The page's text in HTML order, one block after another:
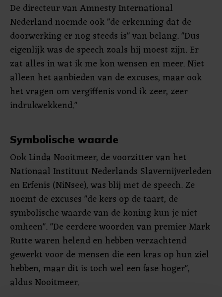
De directeur van Amnesty International
Nederland noemde ook "de erkenning dat de
doorwerking er nog steeds is" van belang. "Dus
eigenlijk was de speech zoals hij moest zijn. Er
zat alles in wat ik me kon wensen en meer. Niet
alleen het aanbieden van de excuses, maar ook
het vragen om vergiffenis vond ik zeer, zeer
indrukwekkend."
Symbolische waarde
Ook Linda Nooitmeer, de voorzitter van het
Nationaal Instituut Nederlands Slavernijverleden
en Erfenis (NiNsee), was blij met de speech. Ze
noemt de excuses "de kers op de taart, de
symbolische waarde van de koning kun je niet
omheen". "De eerdere woorden van premier Mark
Rutte waren helend en hebben verzachtend
gewerkt voor de mensen die een kras op hun ziel
hebben, maar dit is toch wel een fase hoger",
aldus Nooitmeer.